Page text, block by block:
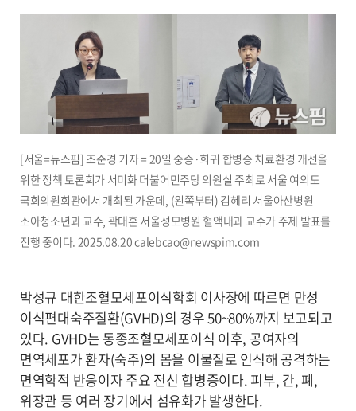
[서울=뉴스핌] 조준경 기자 = 20일 중증·희귀 합병증 치료환경 개선을
위한 정책 토론회가 서미화 더불어민주당 의원실 주최로 서울 여의도
국회의원회관에서 개최된 가운데, (왼쪽부터) 김혜리 서울아산병원
소아청소년과 교수, 곽대훈 서울성모병원 혈액내과 교수가 주제 발표를
진행 중이다. 2025.08.20 calebcao@newspim.com
박성규 대한조혈모세포이식학회 이사장에 따르면 만성
이식편대숙주질환(GVHD)의 경우 50~80%까지 보고되고
있다. GVHD는 동종조혈모세포이식 이후, 공여자의
면역세포가 환자(숙주)의 몸을 이물질로 인식해 공격하는
면역학적 반응이자 주요 전신 합병증이다. 피부, 간, 폐,
위장관 등 여러 장기에서 섬유화가 발생한다.